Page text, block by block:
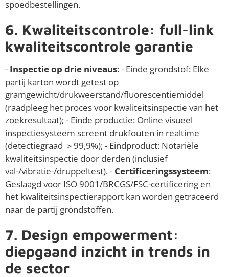
spoedbestellingen.
6. Kwaliteitscontrole: full-link
kwaliteitscontrole garantie
- Inspectie op drie niveaus: - Einde grondstof: Elke
partij karton wordt getest op
gramgewicht/drukweerstand/fluorescentiemiddel
(raadpleeg het proces voor kwaliteitsinspectie van het
zoekresultaat); - Einde productie: Online visueel
inspectiesysteem screent drukfouten in realtime
(detectiegraad ＞99,9%); - Eindproduct: Notariële
kwaliteitsinspectie door derden (inclusief
val-/vibratie-/druppeltest). - Certificeringssysteem:
Geslaagd voor ISO 9001/BRCGS/FSC-certificering en
het kwaliteitsinspectierapport kan worden getraceerd
naar de partij grondstoffen.
7. Design empowerment:
diepgaand inzicht in trends in
de sector